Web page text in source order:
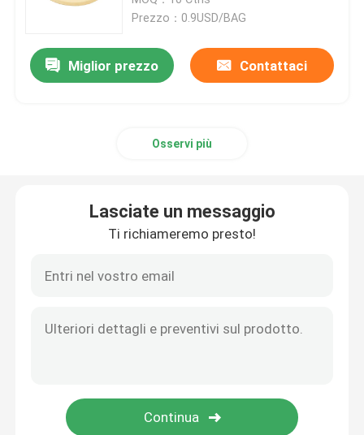
Bastoni di scalpore del caffè
Cono servente eliminabile
Prezzo：0.9USD/BAG
Miglior prezzo Contattaci
Osservi più
Lasciate un messaggio
Ti richiameremo presto!